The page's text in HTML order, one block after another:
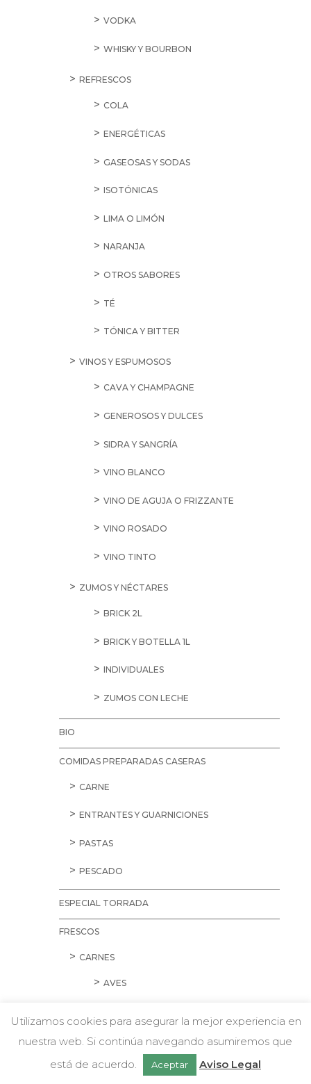
VODKA
WHISKY Y BOURBON
REFRESCOS
COLA
ENERGÉTICAS
GASEOSAS Y SODAS
ISOTÓNICAS
LIMA O LIMÓN
NARANJA
OTROS SABORES
TÉ
TÓNICA Y BITTER
VINOS Y ESPUMOSOS
CAVA Y CHAMPAGNE
GENEROSOS Y DULCES
SIDRA Y SANGRÍA
VINO BLANCO
VINO DE AGUJA O FRIZZANTE
VINO ROSADO
VINO TINTO
ZUMOS Y NÉCTARES
BRICK 2L
BRICK Y BOTELLA 1L
INDIVIDUALES
ZUMOS CON LECHE
BIO
COMIDAS PREPARADAS CASERAS
CARNE
ENTRANTES Y GUARNICIONES
PASTAS
PESCADO
ESPECIAL TORRADA
FRESCOS
CARNES
AVES
CERDO
CORDERO Y CONEJO
w Chatea con nosotros
Utilizamos cookies para asegurar la mejor experiencia en
nuestra web. Si continúa navegando asumiremos que
está de acuerdo.
Aceptar Aviso Legal